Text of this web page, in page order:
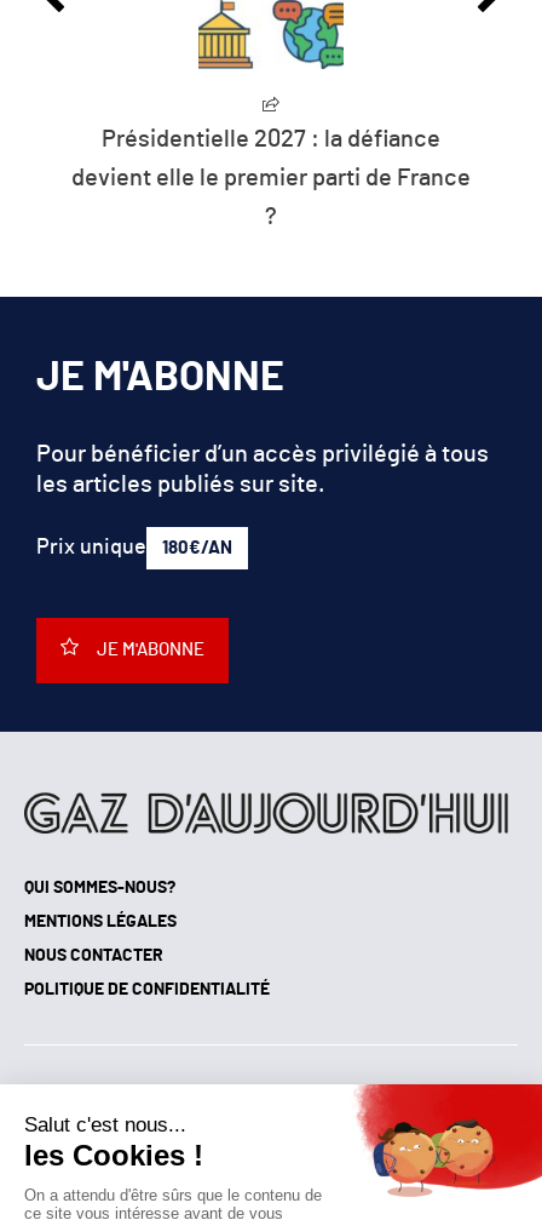
Présidentielle 2027 : la défiance
devient elle le premier parti de France
?
QUI SOMMES-NOUS?
MENTIONS LÉGALES
NOUS CONTACTER
POLITIQUE DE CONFIDENTIALITÉ
JE M'ABONNE
Pour bénéficier d’un accès privilégié à tous
les articles publiés sur site.
Prix unique 180€/AN
JE M'ABONNE